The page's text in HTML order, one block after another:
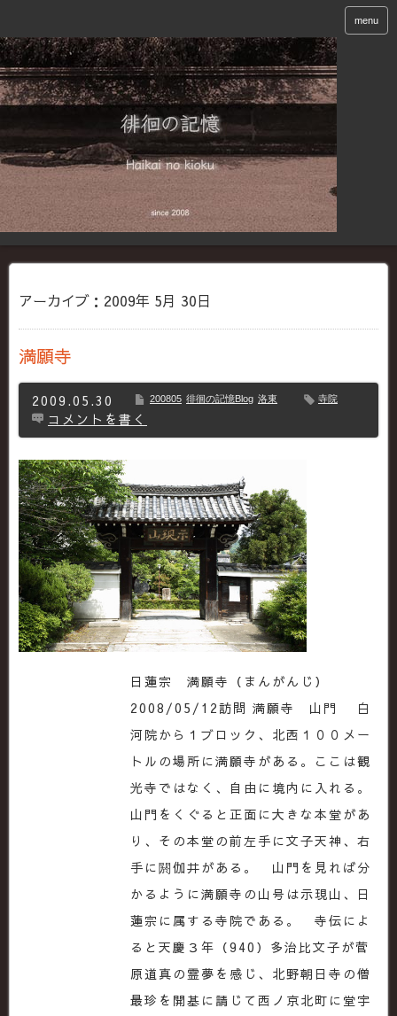
menu
アーカイブ：2009年 5月 30日
満願寺
2009.05.30 200805 徘徊の記憶Blog 洛東 寺院
コメントを書く
日蓮宗 満願寺（まんがんじ）
2008/05/12訪問 満願寺 山門 白
河院から１ブロック、北西１００メー
トルの場所に満願寺がある。ここは観
光寺ではなく、自由に境内に入れる。
山門をくぐると正面に大きな本堂があ
り、その本堂の前左手に文子天神、右
手に閼伽井がある。 山門を見れば分
かるように満願寺の山号は示現山、日
蓮宗に属する寺院である。 寺伝によ
ると天慶３年（940）多治比文子が菅
原道真の霊夢を感じ、北野朝日寺の僧
最珍を開基に請じて西ノ京北町に堂宇